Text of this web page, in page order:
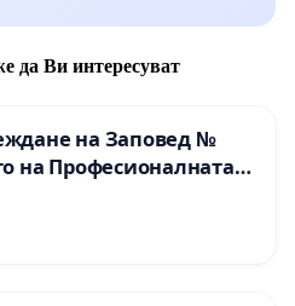
да Ви интересуват
на Заповед №
на Професионалната
технологии в
по икономика и